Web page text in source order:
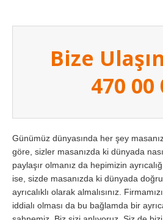
Bize
470 00
Günümüz dünyasında her şey
göre, sizler masanızda ki dünyada
paylaşır olmanız da hepimizin
ise, sizde masanızda ki dünyada
ayrıcalıklı olarak almalısınız.
iddialı olması da bu bağlamda bir